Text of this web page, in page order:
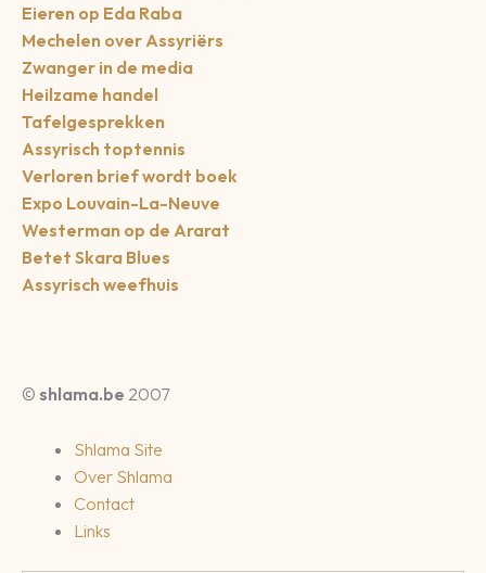
Eieren op Eda Raba
Mechelen over Assyriërs
Zwanger in de media
Heilzame handel
Tafelgesprekken
Assyrisch toptennis
Verloren brief wordt boek
Expo Louvain-La-Neuve
Westerman op de Ararat
Betet Skara Blues
Assyrisch weefhuis
© shlama.be 2007
Shlama Site
Over Shlama
Contact
Links